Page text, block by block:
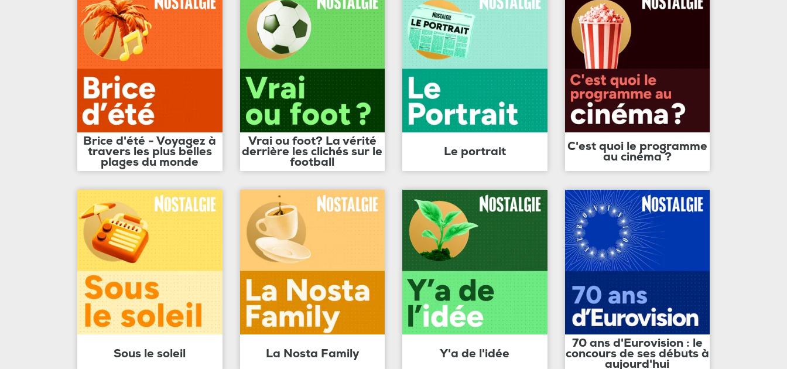
Brice d'été - Voyagez à
travers les plus belles
plages du monde
Vrai ou foot? La vérité
derrière les clichés sur le
football
Le portrait C'est quoi le programme
au cinéma ?
Sous le soleil La Nosta Family Y'a de l'idée
70 ans d'Eurovision : le
concours de ses débuts à
aujourd'hui